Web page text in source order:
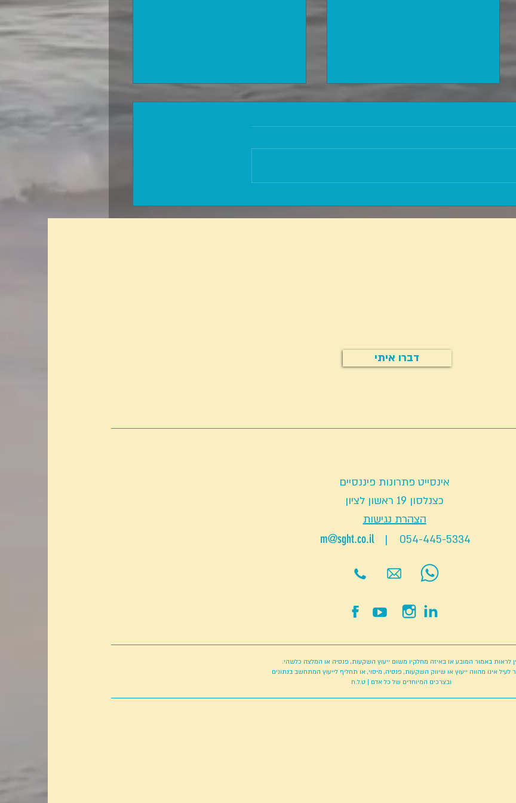
ללא החרגות על מצב רפואי קודם?
דברו איתי
אינסייט פתרונות פיננסיים
כצנלסון 19 ראשון לציון
הצהרת נגישות
m@sght.co.il | 054-445-5334
לראות באמור המובע או באיזה מחלקיו משום ייעוץ השקעות, פנסיה או המלצה כלשהי.
לעיל אינו מהווה ייעוץ או שיווק השקעות, פנסיה, מיסוי, או תחליף לייעוץ המתחשב בנתונים
ובצרכים המיוחדים של כל אדם | ט.ל.ח